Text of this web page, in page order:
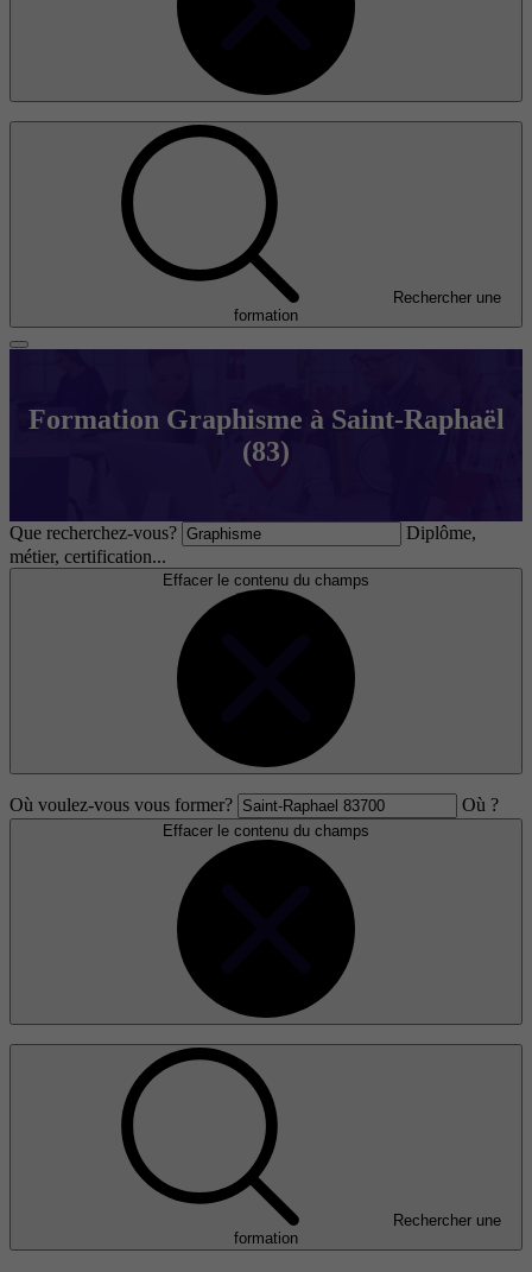
Rechercher une
formation
Formation Graphisme à Saint-Raphaël
(83)
Que recherchez-vous?
Diplôme,
métier, certification...
Effacer le contenu du champs
Où voulez-vous vous former? Où ?
Effacer le contenu du champs
Rechercher une
formation